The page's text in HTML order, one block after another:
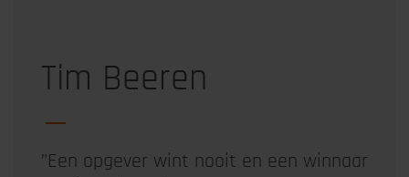
Tim Beeren
”Een opgever wint nooit en een winnaar